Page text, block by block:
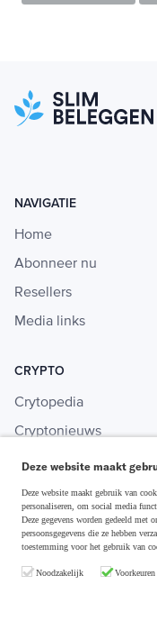
NAVIGATIE
Home
Abonneer nu
Resellers
Media links
CRYPTO
Crytopedia
Cryptonieuws
Crypto koopgids
Investeren in crypto
Disclaimer & Privacy
Deze website maakt
Deze website maakt gebruik van
personaliseren, om social media
Deze gegevens worden gedeeld met
persoonsgegevens die ze hebben
toestemming voor het gebruik van
Noodzakelijk Voorkeuren